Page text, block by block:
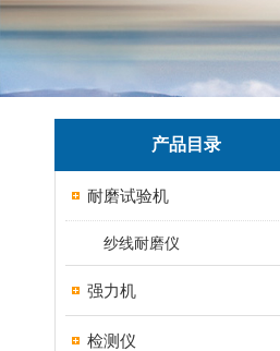
产品目录
耐磨试验机
纱线耐磨仪
强力机
检测仪